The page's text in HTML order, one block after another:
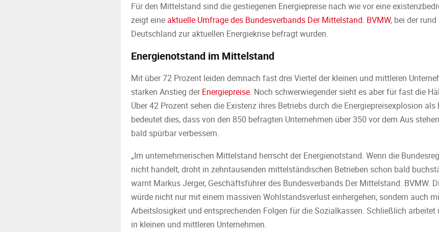
Für den Mittelstand sind die gestiegenen Energiepreise nach wie vor eine
zeigt eine aktuelle Umfrage des Bundesverbands Der Mittelstand. BVMW, bei der
Deutschland zur aktuellen Energiekrise befragt wurden.
Energienotstand im Mittelstand
Mit über 72 Prozent leiden demnach fast drei Viertel der kleinen und mittleren
starken Anstieg derEnergiepreise. Noch schwerwiegender sieht es aber für fast die
Über 42 Prozent sehen die Existenz ihres Betriebs durch die Energiepreisexplosion
bedeutet dies, dass von den 850 befragten Unternehmen über 350 vor dem Aus
bald spürbar verbessern.
„Im unternehmerischen Mittelstand herrscht der Energienotstand. Wenn die
nicht handelt, droht in zehntausenden mittelständischen Betrieben schon bald
warnt Markus Jerger, Geschäftsführer des Bundesverbands Der Mittelstand. BVMW.
würde nicht nur mit einem massiven Wohlstandsverlust einhergehen, sondern auch
Arbeitslosigkeit und entsprechenden Folgen für die Sozialkassen. Schließlich arbeitet
in kleinen und mittleren Unternehmen.